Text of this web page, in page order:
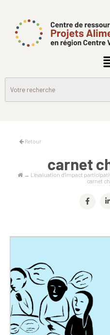
Retour
carnet
→ L’évaluation d’impact
carnet